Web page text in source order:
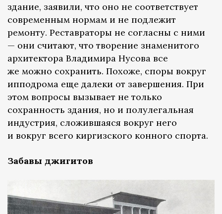
здание, заявили, что оно не соответствует
современным нормам и не подлежит
ремонту. Реставраторы не согласны с ними
— они считают, что творение знаменитого
архитектора Владимира Нусова все
же можно сохранить. Похоже, споры вокруг
ипподрома еще далеки от завершения. При
этом вопросы вызывает не только
сохранность здания, но и полулегальная
индустрия, сложившаяся вокруг него
и вокруг всего киргизского конного спорта.
Забавы джигитов